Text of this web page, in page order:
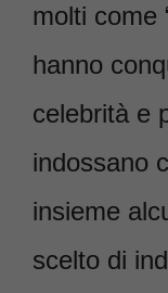
molti come
hanno
celebrità e
indossano
insieme
scelto di